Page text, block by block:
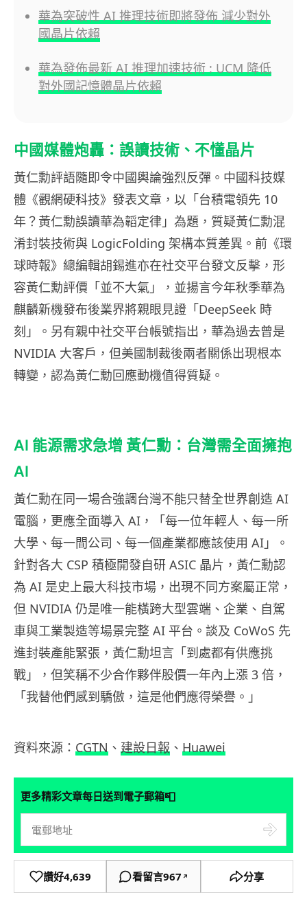
華為突破性 AI 推理技術即將發佈 減少對外
國晶片依賴
華為發佈最新 AI 推理加速技術 : UCM 降低
對外國記憶體晶片依賴
中國媒體炮轟：誤讀技術、不懂晶片
黃仁勳評語隨即令中國輿論強烈反彈。中國科技媒
體《觀網硬科技》發表文章，以「台積電領先 10
年？黃仁勳誤讀華為韜定律」為題，質疑黃仁勳混
淆封裝技術與 LogicFolding 架構本質差異。前《環
球時報》總編輯胡錫進亦在社交平台發文反擊，形
容黃仁勳評價「並不大氣」，並揚言今年秋季華為
麒麟新機發布後業界將親眼見證「DeepSeek 時
刻」。另有親中社交平台帳號指出，華為過去曾是
NVIDIA 大客戶，但美國制裁後兩者關係出現根本
轉變，認為黃仁勳回應動機值得質疑。
AI 能源需求急增 黃仁勳：台灣需全面擁抱
AI
黃仁勳在同一場合強調台灣不能只替全世界創造 AI
電腦，更應全面導入 AI，「每一位年輕人、每一所
大學、每一間公司、每一個產業都應該使用 AI」。
針對各大 CSP 積極開發自研 ASIC 晶片，黃仁勳認
為 AI 是史上最大科技市場，出現不同方案屬正常，
但 NVIDIA 仍是唯一能橫跨大型雲端、企業、自駕
車與工業製造等場景完整 AI 平台。談及 CoWoS 先
進封裝產能緊張，黃仁勳坦言「到處都有供應挑
戰」，但笑稱不少合作夥伴股價一年內上漲 3 倍，
「我替他們感到驕傲，這是他們應得榮譽。」
資料來源： CGTN 、 建設日報 、 Huawei
更多精彩文章每日送到電子郵箱📮
讚好4,639 看留言967 ↗ 分享